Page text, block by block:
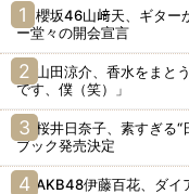
櫻坂46山﨑天、ギター
ー堂々の開会宣言
山田涼介、香水をまとう
です、僕（笑）」
桜井日奈子、素すぎる“
ブック発売決定
AKB48伊藤百花、ダイ